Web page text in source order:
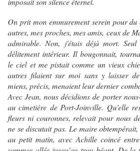
On prit mon emmurement serein pour du
autres, mes proches, mes amis, ceux de
admirable. Non, j'étais déjà mort. Seul
délitement intérieur. Il bougonnait,
le ciel et me pistait comme un vieux
autres filaient sur moi sans y laisser
miens, précis, menaient leur dernier
Avec Jean, nous décidions de porter
au cimetière de Port-Joinville. Qu'elle
fleurs ni couronnes, relevait pour nous
ne se discutait pas. Le maire
au petit matin, avec Achille coincé